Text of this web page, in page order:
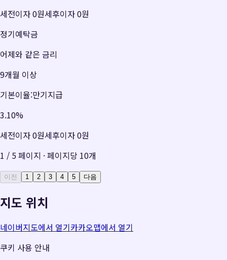
세전이자0원세후이자0원
정기예탁금
어제와 같은 금리
9개월 이상
기본이율:만기지급
3.10%
세전이자0원세후이자0원
1 / 5페이지 · 페이지당 10개
이전 1 2 3 4 5 다음
지도 위치
네이버지도에서 열기카카오맵에서 열기
쿠키 사용 안내